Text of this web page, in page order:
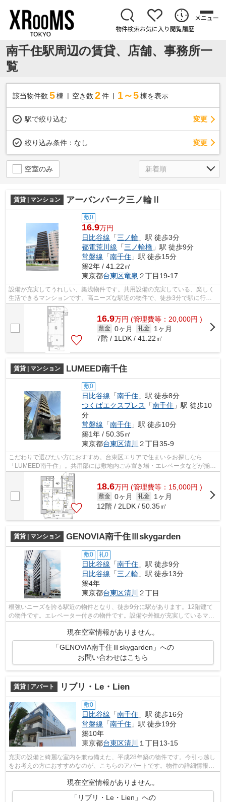
物件検索お気に入り閲覧履歴
メニュー
南千住駅周辺の賃貸、店舗、事務所一
覧
該当物件数 5棟 空き数 2 件 1～5 棟を表示
駅で絞り込む 変更
絞り込み条件： なし 変更
空室のみ
賃貸 | マンション アーバンパーク三ノ輪Ⅱ
敷0
16.9万円
日比谷線 「三ノ輪 」駅 徒歩3分
都電荒川線 「三ノ輪橋 」駅 徒歩9分
常磐線 「南千住 」駅 徒歩15分
築2年 / 41.22㎡
東京都台東区竜泉 ２丁目19-17
設備が充実してうれしい、築浅物件です。共用設備の充実している、楽しく
生活できるマンションです。高ニーズな駅近の物件で、徒歩3分で駅に行く
ことができます。こちらはエレベーター...
16.9万円 (管理費等：20,000円 )
敷金 0ヶ月 礼金
1ヶ月
7階 / 1LDK / 41.22㎡
賃貸 | マンション LUMEED南千住
敷0
日比谷線 「南千住 」駅 徒歩8分
つくばエクスプレス
「南千住 」駅 徒歩10
分
常磐線 「南千住 」駅 徒歩10分
築1年 / 50.35㎡
東京都台東区清川 ２丁目35-9
こだわりで選びたい方におすすめ。台東区エリアで住まいをお探しなら
「LUMEED南千住」。共用部には敷地内ごみ置き場・エレベータなどが揃っ
ております。暮らしに便利な、駅まで徒歩8分...
18.6万円 (管理費等：15,000円 )
敷金 0ヶ月 礼金
1ヶ月
12階 / 2LDK / 50.35㎡
賃貸 | マンション GENOVIA南千住Ⅲskygarden
敷0 礼0
日比谷線 「南千住 」駅 徒歩9分
日比谷線 「三ノ輪 」駅 徒歩13分
築4年
東京都台東区清川 ２丁目
根強いニーズを誇る駅近の物件となり、徒歩9分に駅があります。12階建て
の物件です。エレベーター付きの物件です。設備や外観が充実しているマン
現在空室情報がありません。
「GENOVIA南千住Ⅲskygarden」への
お問い合わせはこちら
賃貸 | アパート リブリ・Le・Lien
敷0
日比谷線 「南千住 」駅 徒歩16分
常磐線 「南千住 」駅 徒歩19分
築10年
東京都台東区清川 １丁目13-15
充実の設備と綺麗な室内を兼ね備えた、平成28年築の物件です。今引っ越し
をお考えの方におすすめなのが、こちらのアパートです。物件の詳細情報
は、TEL0120-065-841へとお問い合わせく...
現在空室情報がありません。
「リブリ・Le・Lien」への